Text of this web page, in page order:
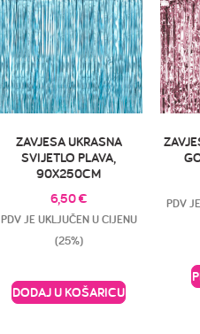
ZAVJESA UKRASNA
SVIJETLO PLAVA,
90X250CM
6,50€
PDV JE UKLJUČEN U CIJENU
(25%)
DODAJ U KOŠARICU
PDV